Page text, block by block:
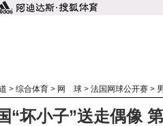
> 综合体育 > 网 球 > 法国网球公开赛 >
“坏小子”送走偶像